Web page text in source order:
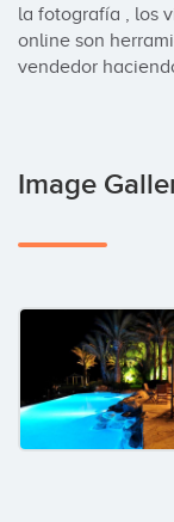
la fotografía , los
online son
vendedor
Image